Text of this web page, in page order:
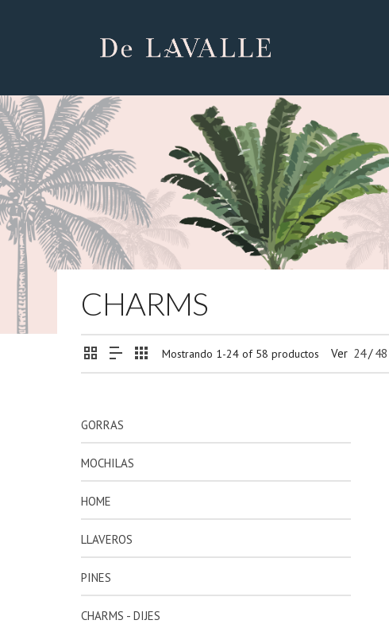
CHARMS
Mostrando 1-24 of 58 productos Ver 24/ 48
GORRAS
MOCHILAS
HOME
LLAVEROS
PINES
CHARMS - DIJES